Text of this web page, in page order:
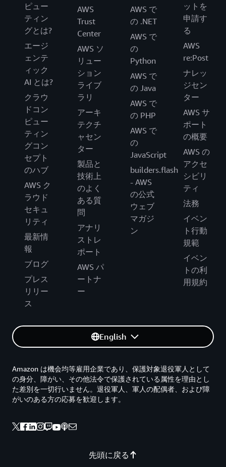
ピュー
ティン
グとは?
エージ
ェンテ
ィック
AI とは?
クラウ
ドコン
ピュー
ティン
グコン
セプト
のハブ
AWS ク
ラウド
セキュ
リティ
最新情
報
ブログ
プレス
リリー
ス
AWS
Trust
Center
AWS ソ
リュー
ション
ライブ
ラリ
アーキ
テクチ
ャセン
ター
製品と
技術上
のよく
ある質
問
アナリ
ストレ
ポート
AWS パ
ートナ
ー
AWS で
の .NET
AWS で
の
Python
AWS で
の Java
AWS で
の PHP
AWS で
の
JavaScript
builders.flash
- AWS
の公式
ウェブ
マガジ
ン
ットを
申請す
る
AWS
re:Post
ナレッ
ジセン
ター
AWS サ
ポート
の概要
AWS の
アクセ
シビリ
ティ
法務
イベン
ト行動
規範
イベン
トの利
用規約
English
先頭に戻る
Amazon は機会均等雇用企業であり、保護対象退役軍人として
の身分、障がい、その他法令で保護されている属性を理由とし
た差別を一切行いません。退役軍人、軍人の配偶者、および障
がいのある方の応募を歓迎します。